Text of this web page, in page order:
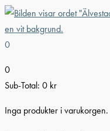
0
0
Sub-Total: 0 kr
Inga produkter i varukorgen.